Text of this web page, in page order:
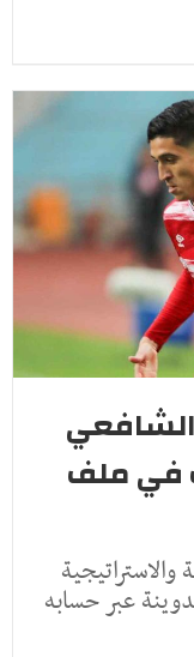
الشافعي
في ملف
والاستراتيجية
عبر حسابه